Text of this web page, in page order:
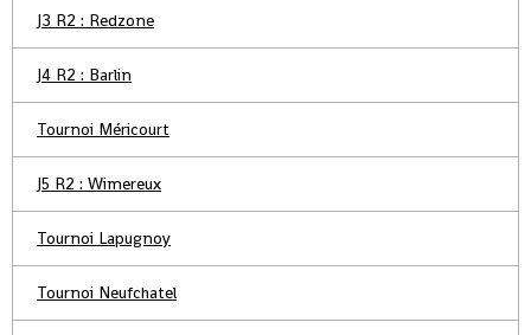
J3 R2 : Redzone
J4 R2 : Barlin
Tournoi Méricourt
J5 R2 : Wimereux
Tournoi Lapugnoy
Tournoi Neufchatel